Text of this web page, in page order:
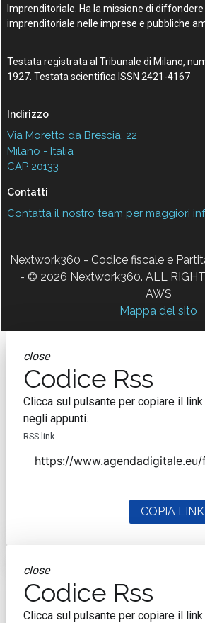
Imprenditoriale. Ha la missione di
imprenditoriale nelle imprese e pubbliche
Testata registrata al Tribunale di Milano,
1927. Testata scientifica ISSN 2421-4167
Indirizzo
Via Moretto da Brescia, 22
Milano - Italia
CAP 20133
Contatti
Contatta il nostro team per maggiori
Nextwork360 - Codice fiscale e
- © 2026 Nextwork360. ALL
AWS
Mappa del sito
close
Codice Rss
Clicca sul pulsante per copiare il link
negli appunti.
RSS link
COPIA LINK
close
Codice Rss
Clicca sul pulsante per copiare il link